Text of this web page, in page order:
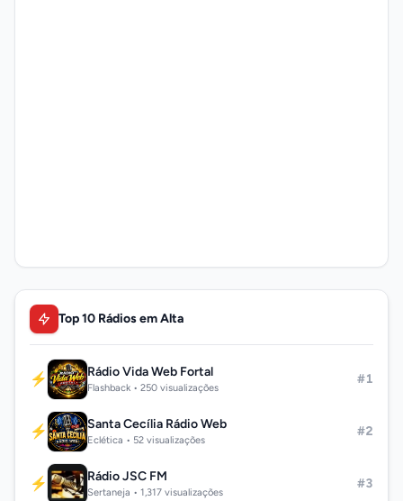
Top 10 Rádios em Alta
⚡ Rádio Vida Web Fortal
Flashback • 250 visualizações
#1
⚡ Santa Cecília Rádio Web
Eclética • 52 visualizações
#2
⚡ Rádio JSC FM
Sertaneja • 1,317 visualizações
#3